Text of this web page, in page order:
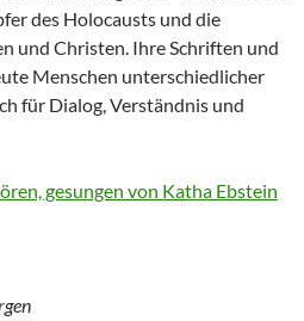
des Holocausts und die
und Christen. Ihre Schriften und
Menschen unterschiedlicher
für Dialog, Verständnis und
gesungen von Katha Ebstein